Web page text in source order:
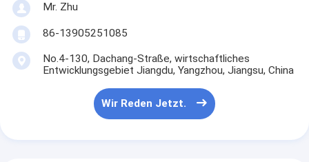
Mr. Zhu
86-13905251085
No.4-130, Dachang-Straße, wirtschaftliches
Entwicklungsgebiet Jiangdu, Yangzhou, Jiangsu, China
Wir Reden Jetzt.